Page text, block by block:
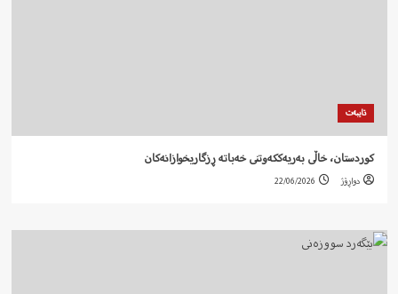
تایبەت
کوردستان، خاڵی بەریەککەوتنی خەباتە ڕزگاریخوازانەکان
دواڕۆژ 22/06/2026